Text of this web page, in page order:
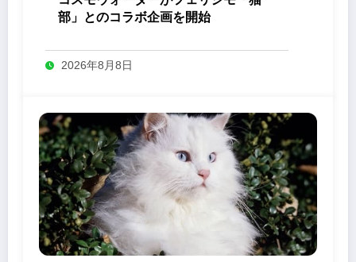
部」とのコラボ企画を開始
2026年8月8日